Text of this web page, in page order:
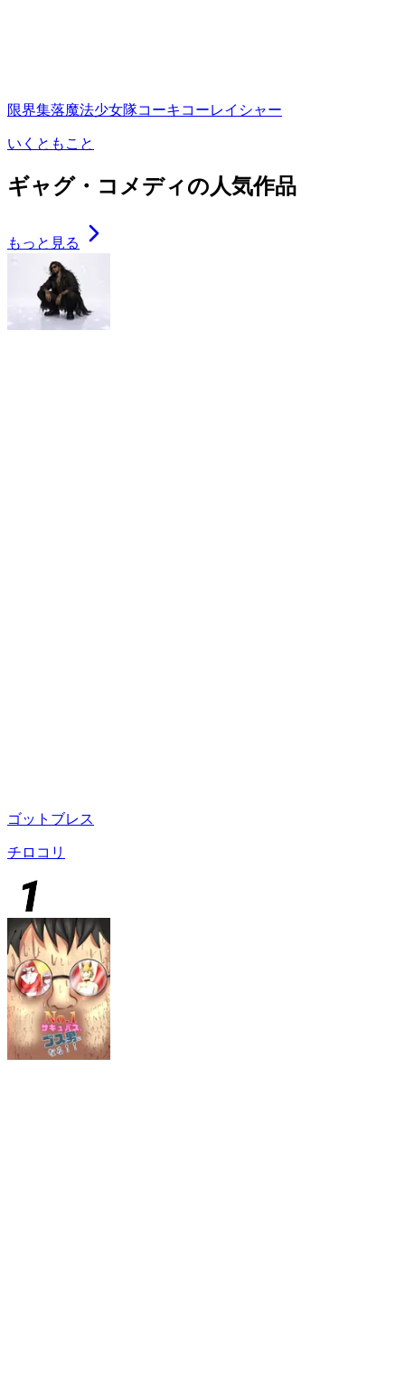
限界集落魔法少女隊コーキコーレイシャー
いくともこと
ギャグ・コメディの人気作品
もっと見る
ゴットブレス
チロコリ